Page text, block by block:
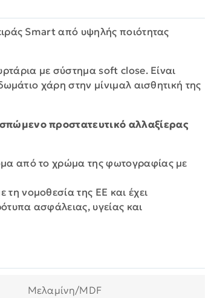
Smart από υψηλής ποιότητας
με σύστημα soft close. Είναι
χάρη στην μίνιμαλ αισθητική της
προστατευτικό αλλαξίερας
από το χρώμα της φωτογραφίας με
νομοθεσία της ΕΕ και έχει
ασφάλειας, υγείας και
Μελαμίνη/MDF